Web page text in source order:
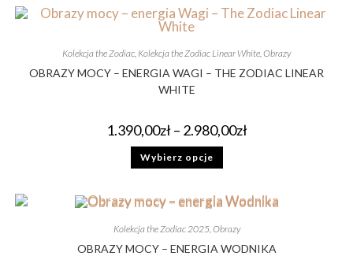
Kolekcja the Zodiac Kolekcja the Zodiac Linear White Obrazy
OBRAZY MOCY – ENERGIA WAGI – THE ZODIAC LINEAR
WHITE
1.390,00zł – 2.980,00zł
Wybierz opcje
Kolekcja the Zodiac 2025,Obrazy
OBRAZY MOCY – ENERGIA WODNIKA